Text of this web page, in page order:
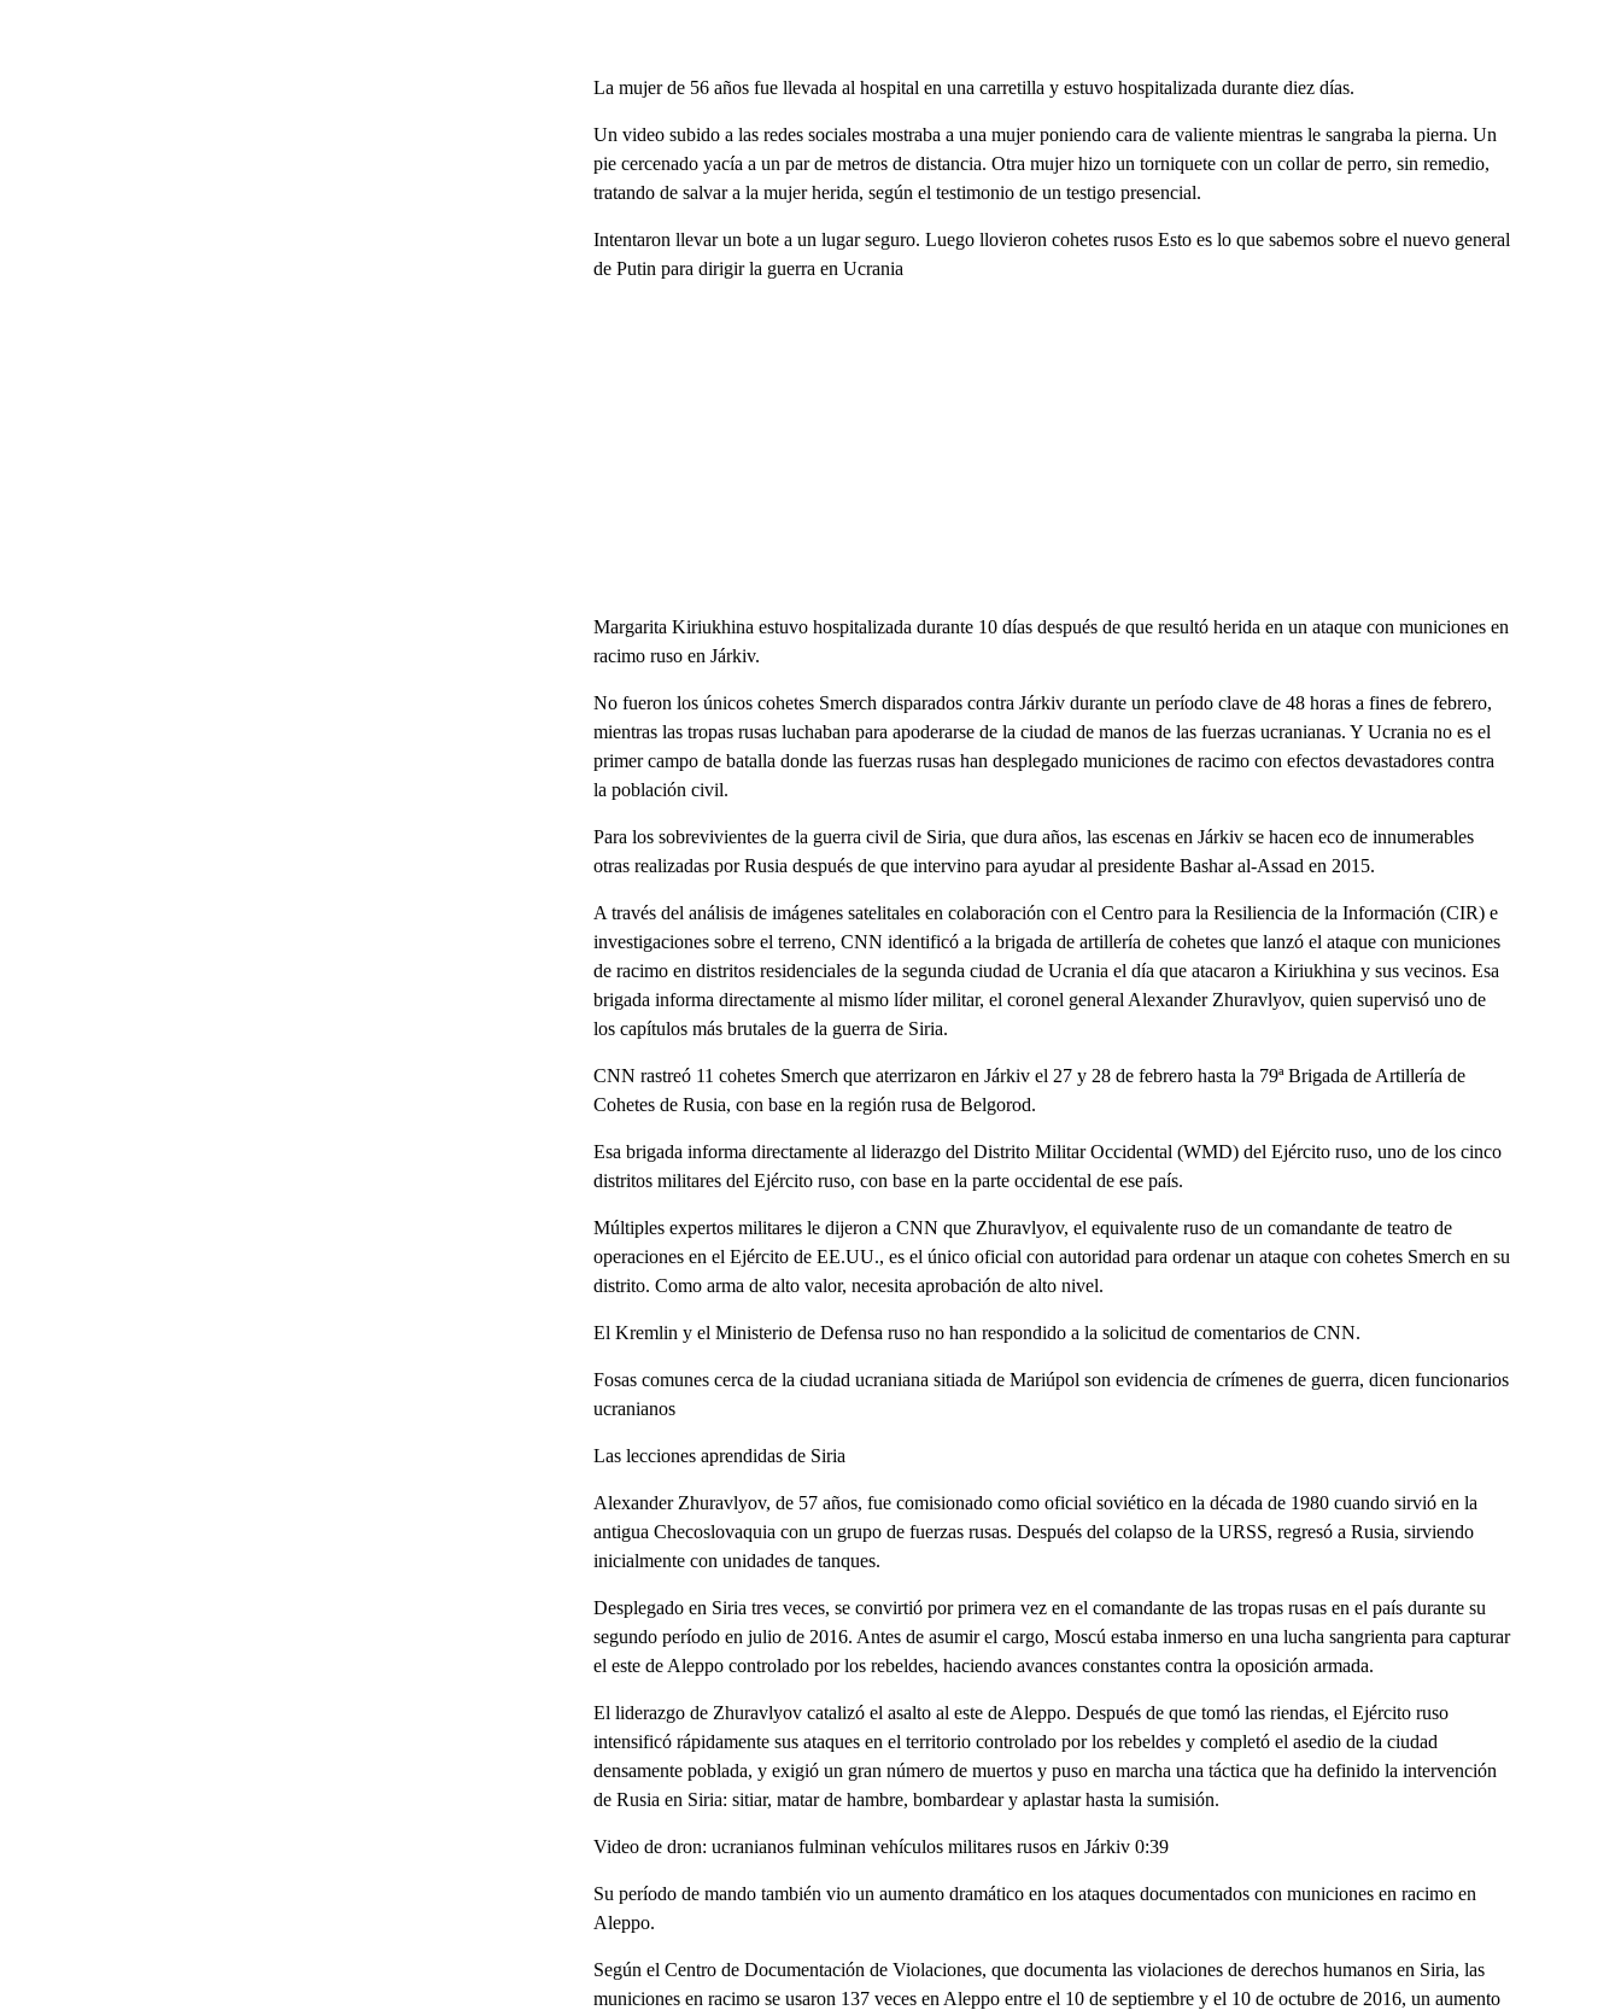
La mujer de 56 años fue llevada al hospital en una carretilla y estuvo hospitalizada durante diez días.
Un video subido a las redes sociales mostraba a una mujer poniendo cara de valiente mientras le sangraba la pierna. Un
pie cercenado yacía a un par de metros de distancia. Otra mujer hizo un torniquete con un collar de perro, sin remedio,
tratando de salvar a la mujer herida, según el testimonio de un testigo presencial.
Intentaron llevar un bote a un lugar seguro. Luego llovieron cohetes rusos Esto es lo que sabemos sobre el nuevo general
de Putin para dirigir la guerra en Ucrania
Margarita Kiriukhina estuvo hospitalizada durante 10 días después de que resultó herida en un ataque con municiones en
racimo ruso en Járkiv.
No fueron los únicos cohetes Smerch disparados contra Járkiv durante un período clave de 48 horas a fines de febrero,
mientras las tropas rusas luchaban para apoderarse de la ciudad de manos de las fuerzas ucranianas. Y Ucrania no es el
primer campo de batalla donde las fuerzas rusas han desplegado municiones de racimo con efectos devastadores contra
la población civil.
Para los sobrevivientes de la guerra civil de Siria, que dura años, las escenas en Járkiv se hacen eco de innumerables
otras realizadas por Rusia después de que intervino para ayudar al presidente Bashar al-Assad en 2015.
A través del análisis de imágenes satelitales en colaboración con el Centro para la Resiliencia de la Información (CIR) e
investigaciones sobre el terreno, CNN identificó a la brigada de artillería de cohetes que lanzó el ataque con municiones
de racimo en distritos residenciales de la segunda ciudad de Ucrania el día que atacaron a Kiriukhina y sus vecinos. Esa
brigada informa directamente al mismo líder militar, el coronel general Alexander Zhuravlyov, quien supervisó uno de
los capítulos más brutales de la guerra de Siria.
CNN rastreó 11 cohetes Smerch que aterrizaron en Járkiv el 27 y 28 de febrero hasta la 79ª Brigada de Artillería de
Cohetes de Rusia, con base en la región rusa de Belgorod.
Esa brigada informa directamente al liderazgo del Distrito Militar Occidental (WMD) del Ejército ruso, uno de los cinco
distritos militares del Ejército ruso, con base en la parte occidental de ese país.
Múltiples expertos militares le dijeron a CNN que Zhuravlyov, el equivalente ruso de un comandante de teatro de
operaciones en el Ejército de EE.UU., es el único oficial con autoridad para ordenar un ataque con cohetes Smerch en su
distrito. Como arma de alto valor, necesita aprobación de alto nivel.
El Kremlin y el Ministerio de Defensa ruso no han respondido a la solicitud de comentarios de CNN.
Fosas comunes cerca de la ciudad ucraniana sitiada de Mariúpol son evidencia de crímenes de guerra, dicen funcionarios
ucranianos
Las lecciones aprendidas de Siria
Alexander Zhuravlyov, de 57 años, fue comisionado como oficial soviético en la década de 1980 cuando sirvió en la
antigua Checoslovaquia con un grupo de fuerzas rusas. Después del colapso de la URSS, regresó a Rusia, sirviendo
inicialmente con unidades de tanques.
Desplegado en Siria tres veces, se convirtió por primera vez en el comandante de las tropas rusas en el país durante su
segundo período en julio de 2016. Antes de asumir el cargo, Moscú estaba inmerso en una lucha sangrienta para capturar
el este de Aleppo controlado por los rebeldes, haciendo avances constantes contra la oposición armada.
El liderazgo de Zhuravlyov catalizó el asalto al este de Aleppo. Después de que tomó las riendas, el Ejército ruso
intensificó rápidamente sus ataques en el territorio controlado por los rebeldes y completó el asedio de la ciudad
densamente poblada, y exigió un gran número de muertos y puso en marcha una táctica que ha definido la intervención
de Rusia en Siria: sitiar, matar de hambre, bombardear y aplastar hasta la sumisión.
Video de dron: ucranianos fulminan vehículos militares rusos en Járkiv 0:39
Su período de mando también vio un aumento dramático en los ataques documentados con municiones en racimo en
Aleppo.
Según el Centro de Documentación de Violaciones, que documenta las violaciones de derechos humanos en Siria, las
municiones en racimo se usaron 137 veces en Aleppo entre el 10 de septiembre y el 10 de octubre de 2016, un aumento